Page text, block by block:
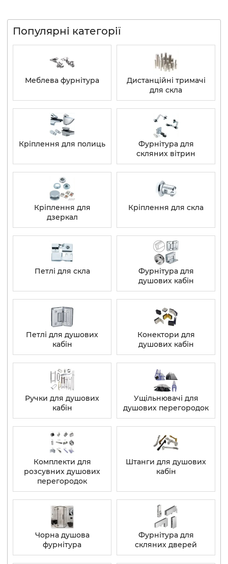
Популярні категорії
Меблева фурнітура
Дистанційні тримачі
для скла
Кріплення для полиць
Фурнітура для
скляних вітрин
Кріплення для
дзеркал
Кріплення для скла
Петлі для скла
Фурнітура для
душових кабін
Петлі для душових
кабін
Конектори для
душових кабін
Ручки для душових
кабін
Ущільнювачі для
душових перегородок
Комплекти для
розсувних душових
перегородок
Штанги для душових
кабін
Чорна душова
фурнітура
Фурнітура для
скляних дверей